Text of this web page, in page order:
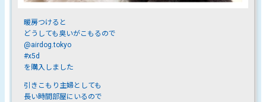
暖房つけると
どうしても臭いがこもるので
@airdog.tokyo
#x5d
を購入しました
引きこもり主婦としても
長い時間部屋にいるので